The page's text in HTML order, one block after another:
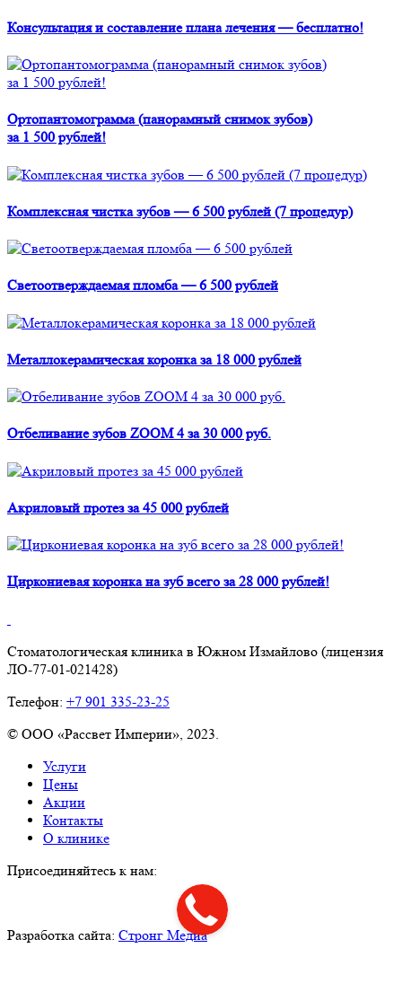
Консультация и составление плана лечения — бесплатно!
Ортопантомограмма (панорамный снимок зубов)
за 1 500 рублей!
Комплексная чистка зубов — 6 500 рублей (7 процедур)
Светоотверждаемая пломба — 6 500 рублей
Металлокерамическая коронка за 18 000 рублей
Отбеливание зубов ZOOM 4 за 30 000 руб.
Акриловый протез за 45 000 рублей
Циркониевая коронка на зуб всего за 28 000 рублей!
Стоматологическая клиника в Южном Измайлово (лицензия
ЛО-77-01-021428)
Телефон: +7 901 335-23-25
© ООО «Рассвет Империи», 2023.
Услуги
Цены
Акции
Контакты
О клинике
Присоединяйтесь к нам:
Разработка сайта: Стронг Медиа